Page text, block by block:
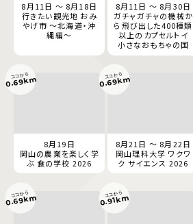
8月11日 ～ 8月18日
行きたい観光地 おみ
やげ市 ～北海道・沖
縄編～
8月11日 ～ 8月30日
ガチャガチャの機械か
ら飛び出した400種類
以上のカプセルトイ
小さなおもちゃの国
8月19日
岡山の農業を楽しく学
ぶ 食の学校 2026
ココから
0.69km
8月21日 ～ 8月22日
岡山理科大学 ワクワ
ク サイエンス 2026
ココから
0.69km
ココから
0.69km ココから
0.91km